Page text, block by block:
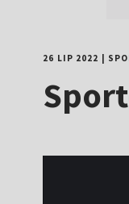
26 LIP 2022